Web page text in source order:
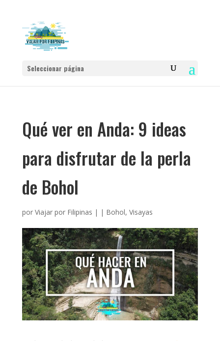
Seleccionar página
Qué ver en Anda: 9 ideas
para disfrutar de la perla
de Bohol
por Viajar por Filipinas | | Bohol, Visayas